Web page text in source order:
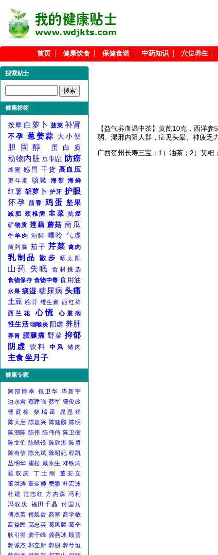
首页 健康饮食 保健食谱 中药知识 穴位养生
搜索贴士
健康标签
按摩 白萝卜 菠菜 补肾
不孕 葱姜蒜 大小便
胆固醇 蛋白质
动物内脏 豆制品 防癌
蜂蜜 感冒 干货 高血压
更年期 咳嗽 海带 海鲜
红薯 胡萝卜 护牙 护眼
怀孕 茴香 鸡蛋 坚果
减肥 颈椎病 韭菜
抗癌
矿物质 莲藕 蘑菇 南瓜
牛羊肉 泡脚 嘌呤 气虚
前列腺 茄子 芹菜 禽肉
乳制品 散步 晒太阳
山药 失眠
食材挑选
食物保存 食物中毒 食用油
水果 痰湿 糖尿病 头痛
土豆 驼背 维生素 西红柿
西兰花
心慌 心脏病
性生活 咽喉炎 阳虚 养肝
养胃 腰腿痛 野菜 抑郁
阴虚
饮料 中风 猪肉
主食坐月子
健康专家
阿部博幸 包卫华 毕新宇
边永君 蔡建强 蔡军 曹俊岭
曹庭栋
柴瑞霭
晁恩祥
陈大启 陈嘉兴 陈健麟 陈明
陈溯陈 陈伟 陈伟伟 陈卫衡
陈文伯 陈晓锋 陈欣湄 陈勇
陈有信 陈允斌 陈昭妃 程凯
丛明华 崔松 戴永生 邓铁涛
翟双庆
丁士刚
董安立
董洪涛 董金狮 窦攀 杜宏波
杜建 范志红 方杰森 冯利
冯双庆 福田千晶 付国兵
傅杰英 傅延龄 高寒 高学敏
高益民 高忠英 葛凤麟 葛辛
耿引循 龚千峰 龚燕冰 顾晋
郭诚杰 郭立新 郭朋 郭兮恒
【益气养血温中茶】黄芪10克，西洋
弱、湿邪内阻人群，症见头晕、神疲乏
广西贺州长寿三宝：1）油茶；2）艾粑